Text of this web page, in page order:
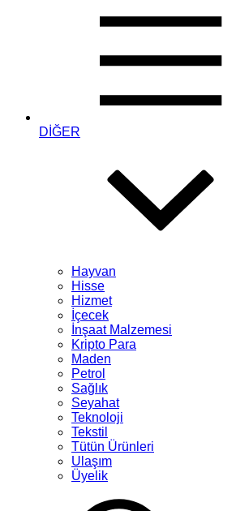
DİĞER
Hayvan
Hisse
Hizmet
İçecek
İnşaat Malzemesi
Kripto Para
Maden
Petrol
Sağlık
Seyahat
Teknoloji
Tekstil
Tütün Ürünleri
Ulaşım
Üyelik